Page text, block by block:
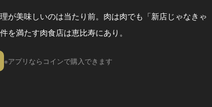
が美味しいのは当たり前。肉は肉でも「新店じゃなきゃ
を満たす肉食店は恵比寿にあり。
※アプリならコインで購入できます